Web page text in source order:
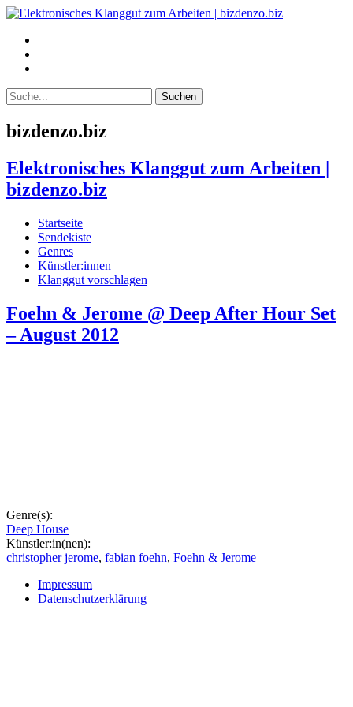
bizdenzo.biz
Elektronisches Klanggut zum Arbeiten |
bizdenzo.biz
Startseite
Sendekiste
Genres
Künstler:innen
Klanggut vorschlagen
Foehn & Jerome @ Deep After Hour Set
– August 2012
Genre(s):
Deep House
Künstler:in(nen):
christopher jerome, fabian foehn, Foehn & Jerome
Impressum
Datenschutzerklärung